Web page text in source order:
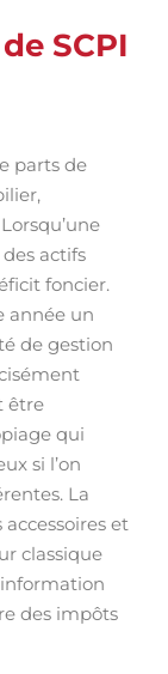
SCPI
parts de
actifs
foncier.
année un
de gestion
être
qui
si l’on
La
et
classique
des impôts